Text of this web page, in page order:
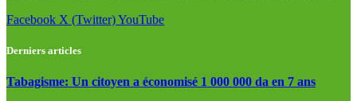
Facebook X (Twitter)YouTube
Derniers articles
Tabagisme: Un citoyen a économisé 1 000 000 da en 7 ans